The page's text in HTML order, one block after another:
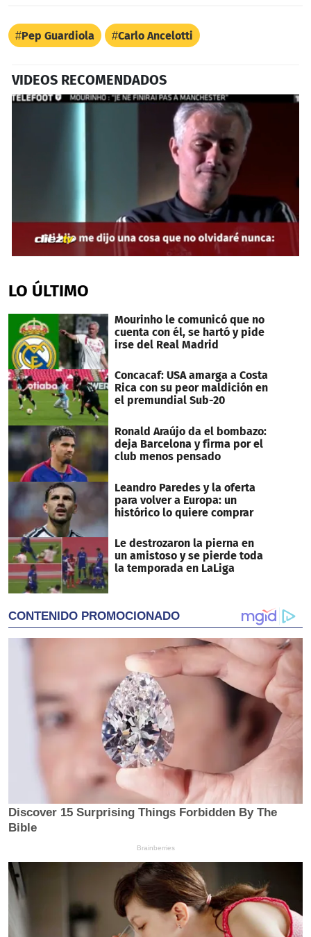
Pep Guardiola Carlo Ancelotti
VIDEOS RECOMENDADOS
of
26
LO ÚLTIMO
Mourinho le comunicó que no
cuenta con él, se hartó y pide
irse del Real Madrid
Concacaf: USA amarga a Costa
Rica con su peor maldición en
el premundial Sub-20
Ronald Araújo da el bombazo:
deja Barcelona y firma por el
club menos pensado
Leandro Paredes y la oferta
para volver a Europa: un
histórico lo quiere comprar
Le destrozaron la pierna en
un amistoso y se pierde toda
la temporada en LaLiga